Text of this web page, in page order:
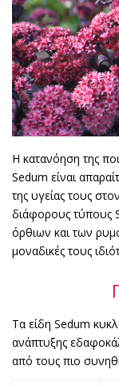
Η κατανόηση της
Sedum είναι
της υγείας τους
διάφορους τύπους
όρθιων και των
μοναδικές τους
Τα είδη Sedum
ανάπτυξης
από τους πιο